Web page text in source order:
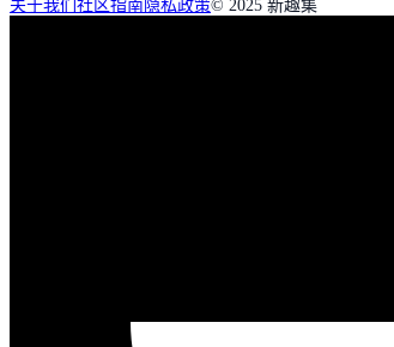
关于我们 社区指南隐私政策© 2025 新趣集